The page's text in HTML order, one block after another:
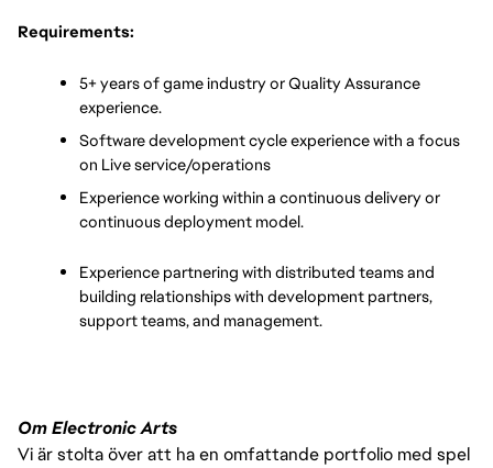
Requirements:
5+ years of game industry or Quality Assurance
experience.
Software development cycle experience with a focus
on Live service/operations
Experience working within a continuous delivery or
continuous deployment model.
Experience partnering with distributed teams and
building relationships with development partners,
support teams, and management.
Om Electronic Arts
Vi är stolta över att ha en omfattande portfolio med spel